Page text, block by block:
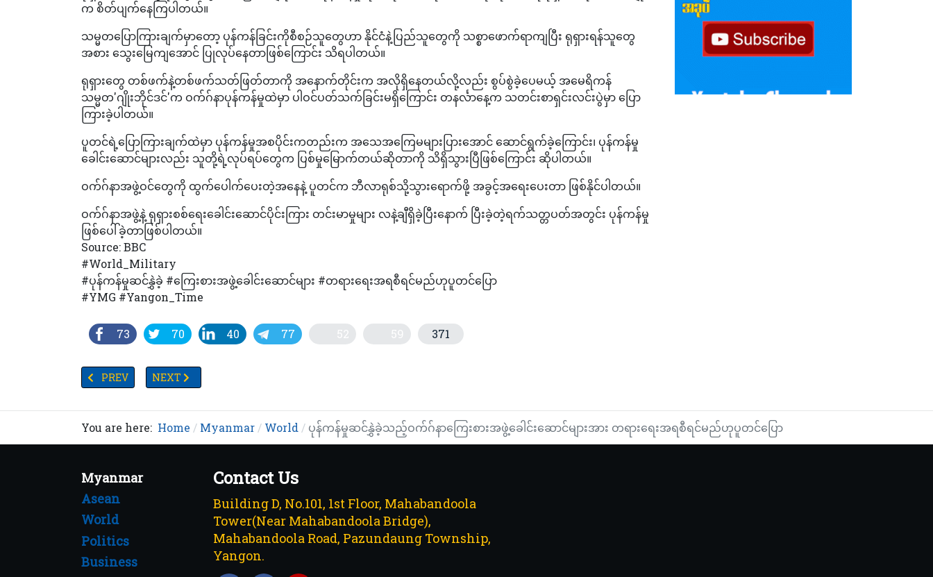
က စိတ်ပျက်နေကြပါတယ်။
သမ္မတပြောကြားချက်မှာတော့ ပုန်ကန်ခြင်းကိုစီစဉ်သူတွေဟာ နိုင်ငံနဲ့ပြည်သူတွေကို သစ္စာဖောက်ရာကျပြီး ရုရှားရန်သူတွေ
အစား သွေးမြေကျအောင် ပြုလုပ်နေတာဖြစ်ကြောင်း သိရပါတယ်။
ရုရှားတွေ တစ်ဖက်နဲ့တစ်ဖက်သတ်ဖြတ်တာကို အနောက်တိုင်းက အလိုရှိနေတယ်လို့လည်း စွပ်စွဲခဲ့ပေမယ့် အမေရိကန်
သမ္မတ'ဂျိုးဘိုင်ဒင်'က ဝက်ဂ်နာပုန်ကန်မှုထဲမှာ ပါဝင်ပတ်သက်ခြင်းမရှိကြောင်း တနင်္လာနေ့က သတင်းစာရှင်းလင်းပွဲမှာ ပြော
ကြားခဲ့ပါတယ်။
ပူတင်ရဲ့ပြောကြားချက်ထဲမှာ ပုန်ကန်မှုအစပိုင်းကတည်းက အသေအကြေမများပြားအောင် ဆောင်ရွက်ခဲ့ကြောင်း၊ ပုန်ကန်မှု
ခေါင်းဆောင်များလည်း သူတို့ရဲ့လုပ်ရပ်တွေက ပြစ်မှုမြောက်တယ်ဆိုတာကို သိရှိသွားပြီဖြစ်ကြောင်း ဆိုပါတယ်။
ဝက်ဂ်နာအဖွဲ့ဝင်တွေကို ထွက်ပေါက်ပေးတဲ့အနေနဲ့ ပူတင်က ဘီလာရုစ်သို့သွားရောက်ဖို့ အခွင့်အရေးပေးတာ ဖြစ်နိုင်ပါတယ်။
ဝက်ဂ်နာအဖွဲ့နဲ့ ရုရှားစစ်ရေးခေါင်းဆောင်ပိုင်းကြား တင်းမာမှုများ လနဲ့ချီရှိခဲ့ပြီးနောက် ပြီးခဲ့တဲ့ရက်သတ္တပတ်အတွင်း ပုန်ကန်မှု
ဖြစ်ပေါ်ခဲ့တာဖြစ်ပါတယ်။
Source: BBC
#World_Military
#ပုန်ကန်မှုဆင်နွှဲခဲ့ #ကြေးစားအဖွဲ့ခေါင်းဆောင်များ #တရားရေးအရစီရင်မည်ဟုပူတင်ပြော
#YMG #Yangon_Time
73 70 40 77 52 59 371
PREVIOUS ARTICLE: တရုတ်ပြည်မြို့တစ်မြို့မှ ကမ္ဘာပေါ်တွင် လစ်သီယံအိုင်းယွန်းဘက်ထရီအများဆုံး အခြေချထုတ်လုပ်
PREV NEXT ARTICLE: ပြန်လည်ပြည့်ဖြိုးမြဲစွမ်းအင် ထုတ်လုပ်ရေးတွင် အပြောင်းအလဲကြီးဖြစ်လာနိုင်ဖွယ်ရှိသည့်ဝါးပင်
NEXT
You are here: Home Myanmar World ပုန်ကန်မှုဆင်နွှဲခဲ့သည့်ဝက်ဂ်နာကြေးစားအဖွဲ့ခေါင်းဆောင်များအား တရားရေးအရစီရင်မည်ဟုပူတင်ပြော
Myanmar
Asean
World
Politics
Business
Contact Us
Building D, No.101, 1st Floor, Mahabandoola
Tower(Near Mahabandoola Bridge),
Mahabandoola Road, Pazundaung Township,
Yangon.